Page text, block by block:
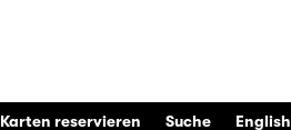
Karten reservieren Suche English